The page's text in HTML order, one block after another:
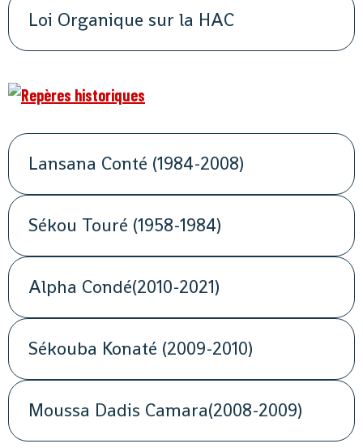
Loi Organique sur la HAC
Lansana Conté (1984-2008)
Sékou Touré (1958-1984)
Alpha Condé(2010-2021)
Sékouba Konaté (2009-2010)
Moussa Dadis Camara(2008-2009)